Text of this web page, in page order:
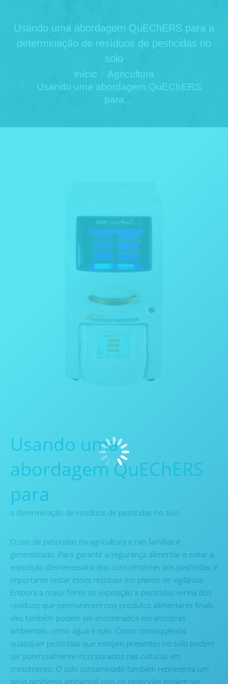
Usando uma abordagem QuEChERS para a
determinação de resíduos de pesticidas no
solo
Início
Agricultura
Usando uma abordagem QuEChERS
para…
Usando uma
abordagem QuEChERS
para
a determinação de resíduos de pesticidas no solo
O uso de pesticidas na agricultura e nas famílias é
generalizado. Para garantir a segurança alimentar e evitar a
exposição desnecessária dos consumidores aos pesticidas, é
importante testar esses resíduos em planos de vigilância.
Embora a maior fonte de exposição a pesticidas venha dos
resíduos que permanecem nos produtos alimentares finais,
eles também podem ser encontrados em amostras
ambientais, como água e solo. Como consequência,
quaisquer pesticidas que estejam presentes no solo podem
ser potencialmente incorporados nas culturas em
crescimento. O solo contaminado também representa um
sério problema ambiental, pois os pesticidas podem ser